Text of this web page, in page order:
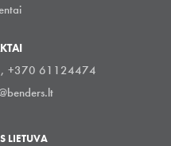
+370 61124474
LIETUVA